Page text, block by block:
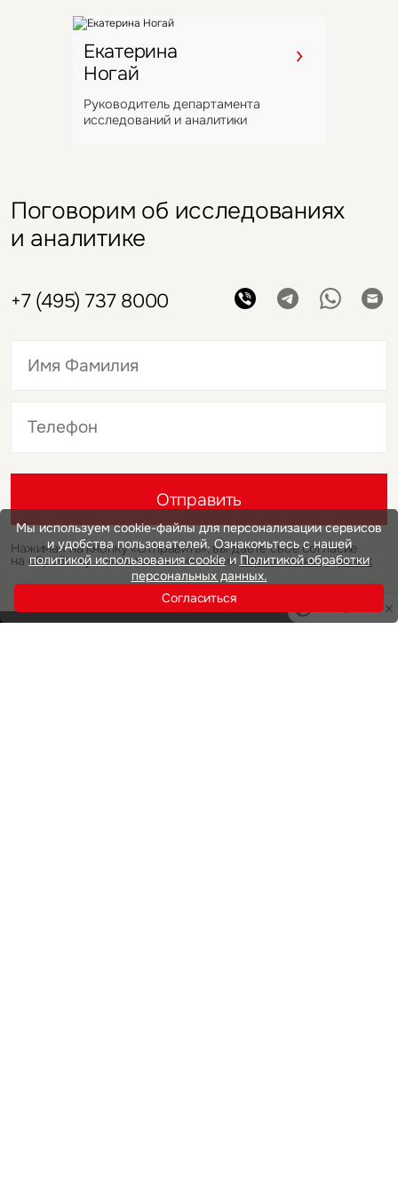
Екатерина
Ногай
Руководитель департамента
исследований и аналитики
Поговорим об исследованиях
и аналитике
+7 (495) 737 8000
Отправить
Нажимая на кнопку «Отправить», вы даете свое согласие
на обработку и использование ваших персональных данных
Мы используем cookie-файлы для персонализации сервисов
и удобства пользователей. Ознакомьтесь с нашей
политикой использования cookieиПолитикой обработки
персональных данных.
Согласиться